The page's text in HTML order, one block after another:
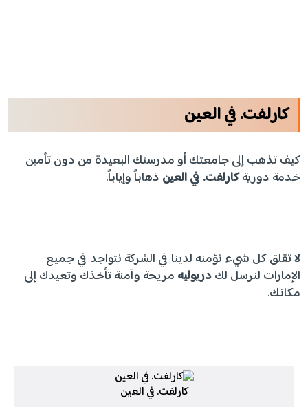
كارلفت. في العين
كيف تذهب إلى جامعتك أو مدرستك البعيدة من دون تأمين
خدمة دوريةكارلفت. في العين ذهاباً وإياباً.
لا تقلق كل شيء نؤمنه لدينا في الشركة نتواجد في جميع
الإمارات لنرسل لكدريوليه مريحة وآمنة تأخذك وتعيدك إلى
مكانك.
كارلفت. في العين